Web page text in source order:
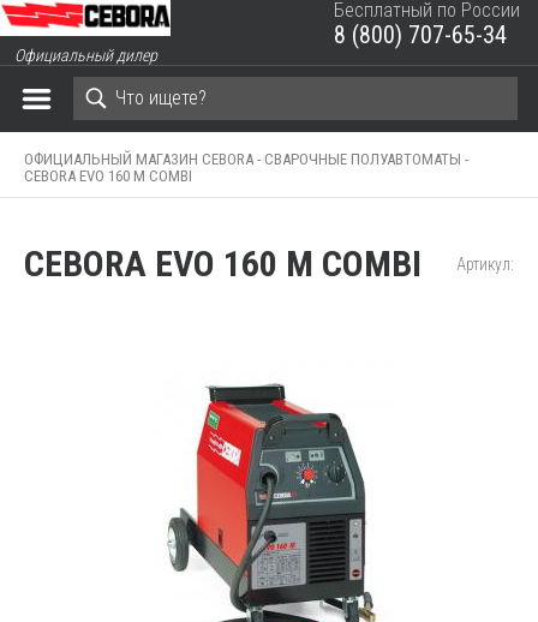
Официальный дилер
Бесплатный по России
8 (800) 707-65-34
ОФИЦИАЛЬНЫЙ МАГАЗИН CEBORA - СВАРОЧНЫЕ ПОЛУАВТОМАТЫ -
CEBORA EVO 160 M COMBI
CEBORA EVO 160 M COMBI Артикул:
ЗАКРЫТЬ КОРЗИНУ